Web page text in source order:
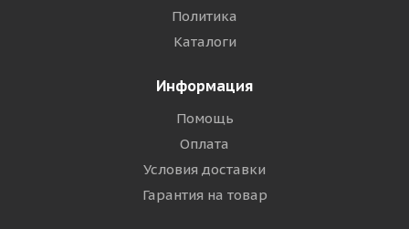
Политика
Каталоги
Информация
Помощь
Оплата
Условия доставки
Гарантия на товар